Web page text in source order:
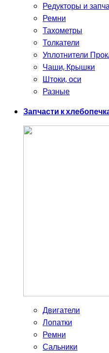
Редукторы и
Ремни
Тахометры
Толкатели
Уплотнители
Чаши, Крышки
Штоки, оси
Разные
Запчасти к
Двигатели
Лопатки
Ремни
Сальники